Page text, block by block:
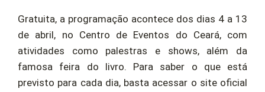
Gratuita, a programação acontece dos dias 4 a 13
de abril, no Centro de Eventos do Ceará, com
atividades como palestras e shows, além da
famosa feira do livro. Para saber o que está
previsto para cada dia, basta acessar o site oficial